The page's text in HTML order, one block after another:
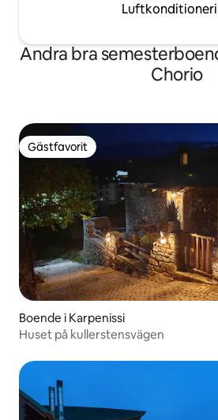
Andra bra
Chorio
Gästfavorit
Gästfavorit
Boende i Karpenissi
Huset på kullerstensvägen